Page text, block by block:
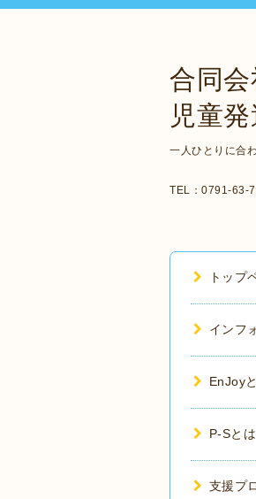
合同
児童
一人ひとりに合
TEL：0791-
トップ
インフ
EnJoy
P-Sとは
支援プ